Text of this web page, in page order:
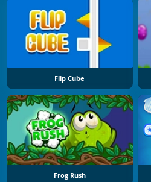
Flip Cube
Frog Rush